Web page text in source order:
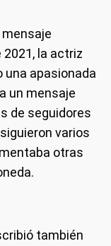
mensaje
la actriz
una apasionada
un mensaje
de seguidores
varios
otras
también